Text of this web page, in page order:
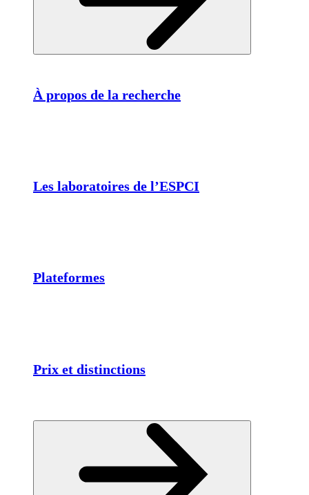
À propos de la recherche
Les laboratoires de l’ESPCI
Plateformes
Prix et distinctions